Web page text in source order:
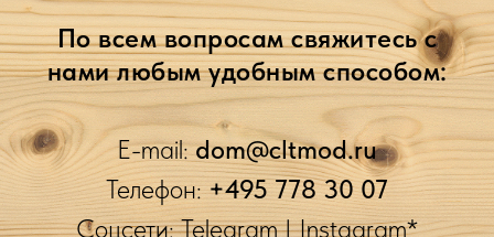
По всем вопросам свяжитесь с
нами любым удобным способом:
E-mail: dom@cltmod.ru
Телефон:+495 778 30 07
Соцсети:Telegram |Instagram*